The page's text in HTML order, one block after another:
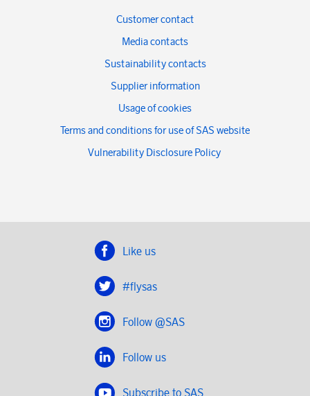
Customer contact
Media contacts
Sustainability contacts
Supplier information
Usage of cookies
Terms and conditions for use of SAS website
Vulnerability Disclosure Policy
Like us
#flysas
Follow @SAS
Follow us
Subscribe to SAS